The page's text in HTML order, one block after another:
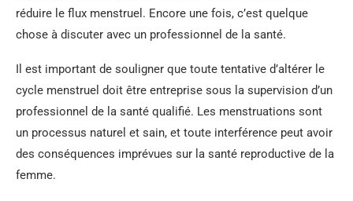
réduire le flux menstruel. Encore une fois, c’est quelque
chose à discuter avec un professionnel de la santé.
Il est important de souligner que toute tentative d’altérer le
cycle menstruel doit être entreprise sous la supervision d’un
professionnel de la santé qualifié. Les menstruations sont
un processus naturel et sain, et toute interférence peut avoir
des conséquences imprévues sur la santé reproductive de la
femme.